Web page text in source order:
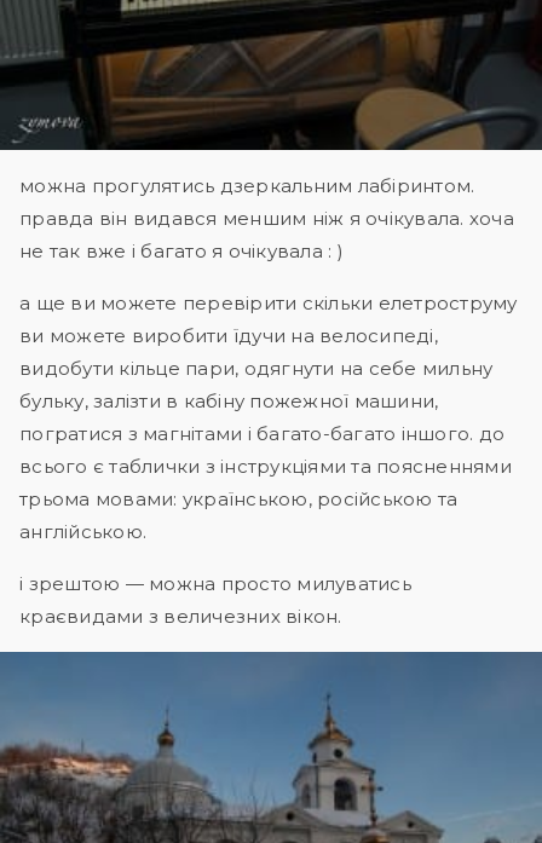
можна прогулятись дзеркальним лабіринтом.
правда він видався меншим ніж я очікувала. хоча
не так вже і багато я очікувала : )
а ще ви можете перевірити скільки елетроструму
ви можете виробити їдучи на велосипеді,
видобути кільце пари, одягнути на себе мильну
бульку, залізти в кабіну пожежної машини,
погратися з магнітами і багато-багато іншого. до
всього є таблички з інструкціями та поясненнями
трьома мовами: українською, російською та
англійською.
і зрештою — можна просто милуватись
краєвидами з величезних вікон.